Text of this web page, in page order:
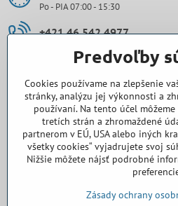
Po - PIA 07:00 - 15:30
+421 46 542 4977
0907 971 896
prievidza​@cora-gastro​.sk
Obchodné zastúpenie Cora
0918 345 325
Predvoľby
Cookies používame na zlepšenie
stránky, analýzu jej výkonnosti a
používaní. Na tento účel
tretích strán a zhromaždené
partnerom v EÚ, USA alebo iných
všetky cookies“ vyjadrujete svoj
Nižšie môžete nájsť podrobné
Zásady ochrany